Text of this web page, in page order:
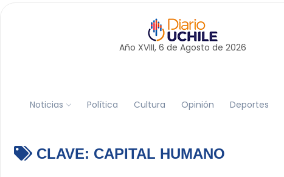
Año XVIII, 6 de Agosto de 2026
Noticias Política Cultura Opinión Deportes
CLAVE: CAPITAL HUMANO